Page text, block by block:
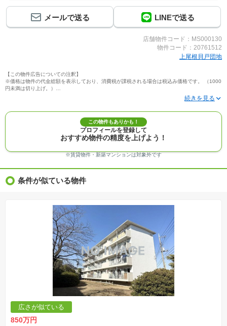
メールで送る LINEで送る
店舗物件コード：MS000130
物件コード：20761512
上尾根貝戸団地
【この物件広告についての注釈】
※価格は物件の代金総額を表示しており、消費税が課税される場合は税込み価格です。 （1000
円未満は切り上げ。）
※写真に写っている、またはパース（絵）や間取り図に描かれている家具や車などは、特にコ
※建築条件付き土地価格には、建物価格は含まれません。
※物件情報は、原則として情報提供日の２日前に最終確認した情報です。
※完成予想図はいずれも外構、植栽、外観等実際のものとは多少異なることがあります。
※モデルルーム・モデルハウス・展示場・ショールームの画像の場合、今回販売の物件と異な
※ＣＧ合成の画像の場合、実際とは多少異なる場合があります。
※物件特徴：販売戸数が複数の物件は、全ての住戸に該当しない項目もあります。
※価格更新：物件価格が変更された日から１週間表示されます。
※建築条件土地の情報内に掲載されている、建物プラン例は、土地購入者の設計プランの参考
の一例であって、プランの採用可否は任意です。
※土地（建築条件なし）で「建物プラン例」が表記してある時、そのプラン例は特定の建築請
負会社によるもので、当該建築請負会社以外で建てた場合、同様のものが同価格で建てられる
とは限りません。また建築請負会社を特定するものではありません。
※建築条件付き土地とは、その土地に建築する建物の建築請負契約が、一定期間内に成立する
ことを条件として売買される土地のことをいいます。建築請負契約成立に向けて設計プランを
協議するため、土地購入者が自己の希望する建物の設計協議をするために必要な相当の期間の
交渉期間が設定され、その期間内で希望を満たすプランが実現できたかどうかにより結論を出
します。なお、この期間は概ね3ヶ月程度とされています。納得のいくプランが出来ず、建築請
負契約が成立しない場合、土地売買契約は白紙に戻り、土地契約にかかった代金（土地代金、
手付金など）は名目のいかんに関わらず、全て返却されます。
※課税対象物件の「価格」や「費用等」は消費税込みの「総額表示」で統一しています。
※「本体価格」とは、課税対象物件においては「消費税を除いた建物価格」と「土地価格」の
合計額を指します。
表示されておりません。
この物件もありかも！
プロフィールを登録して
おすすめ物件の精度を上げよう！
※賃貸物件・新築マンションは対象外です
条件が似ている物件
広さが似ている
850万円